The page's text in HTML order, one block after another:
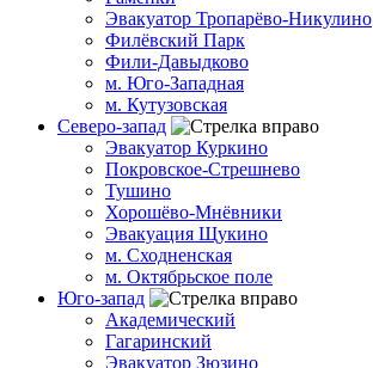
Эвакуатор Тропарёво-Никулино
Филёвский Парк
Фили-Давыдково
м. Юго-Западная
м. Кутузовская
Северо-запад
Эвакуатор Куркино
Покровское-Стрешнево
Тушино
Хорошёво-Мнёвники
Эвакуация Щукино
м. Сходненская
м. Октябрьское поле
Юго-запад
Академический
Гагаринский
Эвакуатор Зюзино